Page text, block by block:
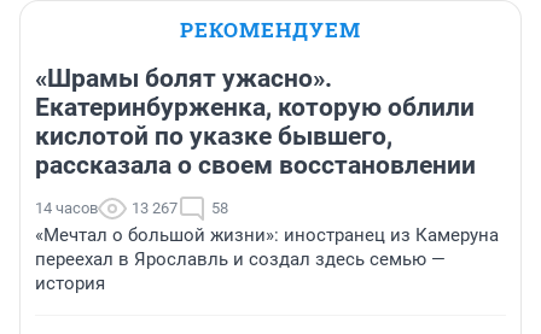
РЕКОМЕНДУЕМ
«Шрамы болят ужасно».
Екатеринбурженка, которую облили
кислотой по указке бывшего,
рассказала о своем восстановлении
14 часов 13 267 58
«Мечтал о большой жизни»: иностранец из Камеруна
переехал в Ярославль и создал здесь семью —
история